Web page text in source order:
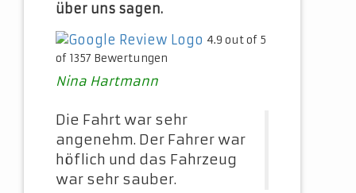
über uns sagen.
4.9 out of 5
of 1357 Bewertungen
Nina Hartmann
Die Fahrt war sehr
angenehm. Der Fahrer war
höflich und das Fahrzeug
war sehr sauber.